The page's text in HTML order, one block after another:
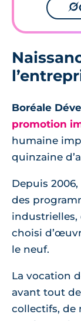
🪐
Boréale
promotion
humaine
quinzaine
Depuis 2006,
des
industrielles,
choisi
le neuf.
La vocation
avant tout
collectifs, de